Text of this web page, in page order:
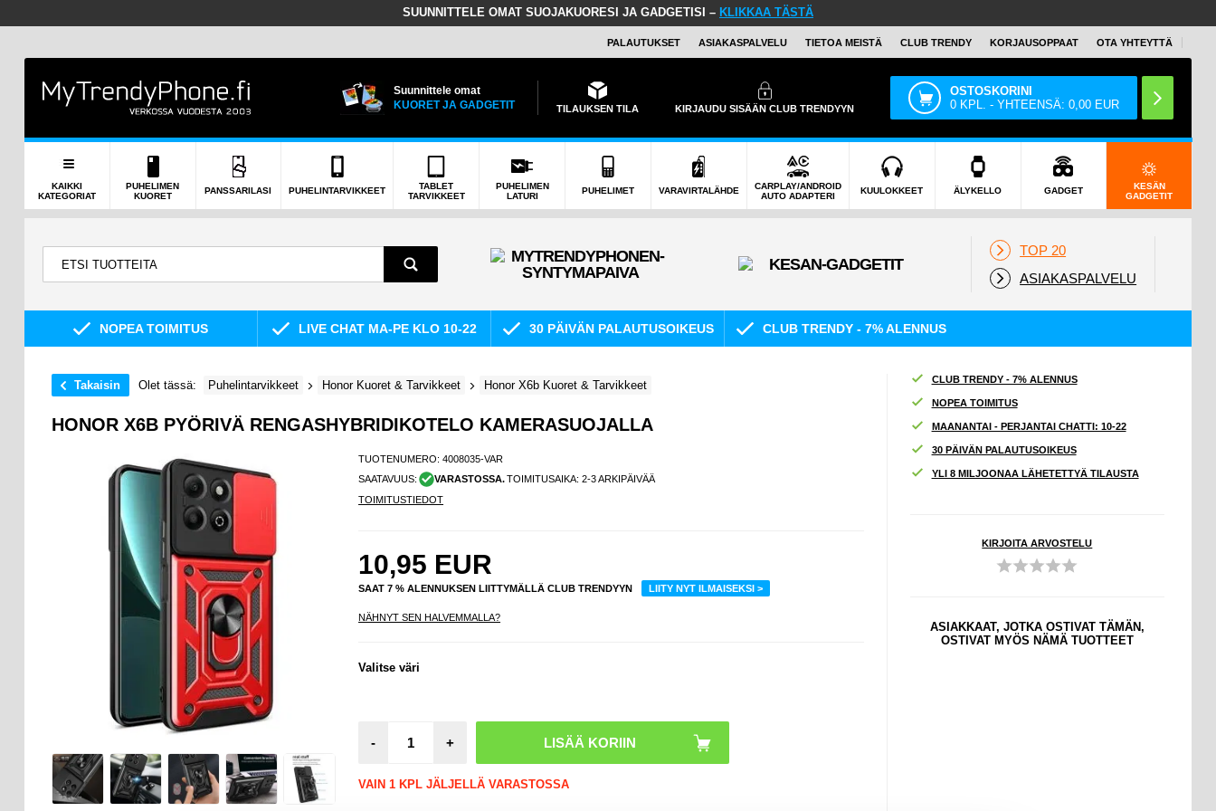
SUUNNITTELE OMAT SUOJAKUORESI JA GADGETISI – KLIKKAA TÄSTÄ
PALAUTUKSET ASIAKASPALVELU TIETOA MEISTÄ CLUB TRENDY KORJAUSOPPAAT OTA YHTEYTTÄ
Suunnittele omat
KUORET JA GADGETIT
TILAUKSEN TILA KIRJAUDU SISÄÄN CLUB TRENDYYN
OSTOSKORINI
0 KPL. - YHTEENSÄ:0,00 EUR
KAIKKI
KATEGORIAT
PUHELIMEN
KUORET
PANSSARILASI PUHELINTARVIKKEET
TABLET
TARVIKKEET
PUHELIMEN
LATURI
PUHELIMET VARAVIRTALÄHDE
CARPLAY/ANDROID
AUTO ADAPTERI
KUULOKKEET ÄLYKELLO GADGET
KESÄN
GADGETIT
TOP 20
ASIAKASPALVELU
NOPEA TOIMITUS LIVE CHAT MA-PE KLO 10-22 30 PÄIVÄN PALAUTUSOIKEUS CLUB TRENDY - 7% ALENNUS
Takaisin Olet tässä: Puhelintarvikkeet Honor Kuoret & Tarvikkeet Honor X6b Kuoret & Tarvikkeet
HONOR X6B PYÖRIVÄ RENGASHYBRIDIKOTELO KAMERASUOJALLA
TUOTENUMERO:4008035-VAR
SAATAVUUS:
VARASTOSSA.TOIMITUSAIKA: 2-3 ARKIPÄIVÄÄ
TOIMITUSTIEDOT
10,95 EUR
SAAT 7 % ALENNUKSEN LIITTYMÄLLÄ CLUB TRENDYYN LIITY NYT ILMAISEKSI >
NÄHNYT SEN HALVEMMALLA?
Valitse väri
- +
VAIN 1 KPL JÄLJELLÄ VARASTOSSA
CLUB TRENDY - 7% ALENNUS
NOPEA TOIMITUS
MAANANTAI - PERJANTAI CHATTI: 10-22
30 PÄIVÄN PALAUTUSOIKEUS
YLI 8 MILJOONAA LÄHETETTYÄ TILAUSTA
KIRJOITA ARVOSTELU
ASIAKKAAT, JOTKA OSTIVAT TÄMÄN,
OSTIVAT MYÖS NÄMÄ TUOTTEET